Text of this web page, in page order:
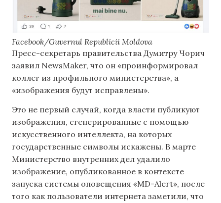
Facebook/Guvernul Republicii Moldova
Пресс-секретарь правительства Думитру Чорич
заявил NewsMaker, что он «проинформировал
коллег из профильного министерства», а
«изображения будут исправлены».
Это не первый случай, когда власти публикуют
изображения, сгенерированные с помощью
искусственного интеллекта, на которых
государственные символы искажены. В марте
Министерство внутренних дел удалило
изображение, опубликованное в контексте
запуска системы оповещения «MD-Alert», после
того как пользователи интернета заметили, что